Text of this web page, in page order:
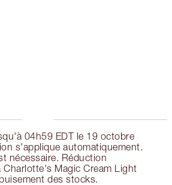
04h59 EDT le 19 octobre
s'applique automatiquement.
nécessaire. Réduction
Charlotte's Magic Cream Light
des stocks.